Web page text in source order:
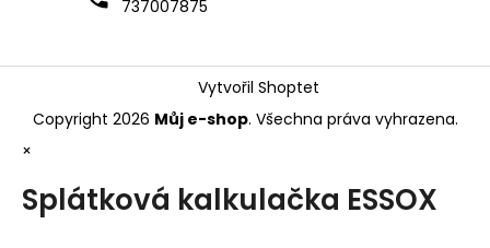
737007875
Vytvořil Shoptet
Copyright 2026 Můj e-shop. Všechna práva vyhrazena.
×
Splátková kalkulačka ESSOX